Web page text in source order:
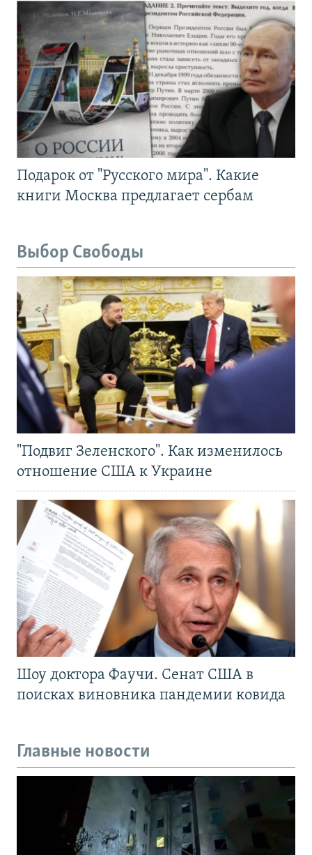
Подарок от "Русского мира". Какие
книги Москва предлагает сербам
Выбор Свободы
"Подвиг Зеленского". Как изменилось
отношение США к Украине
Шоу доктора Фаучи. Сенат США в
поисках виновника пандемии ковида
Главные новости